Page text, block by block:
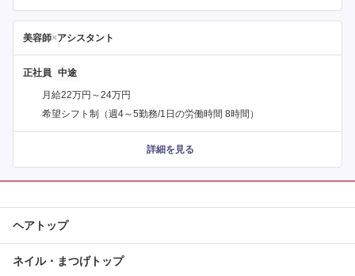
美容師×アシスタント
正社員
月給22万円～24万円
希望シフト制（週4～5勤務/1日の労働時間 8時間）
詳細を見る
ヘアトップ
ネイル・まつげトップ